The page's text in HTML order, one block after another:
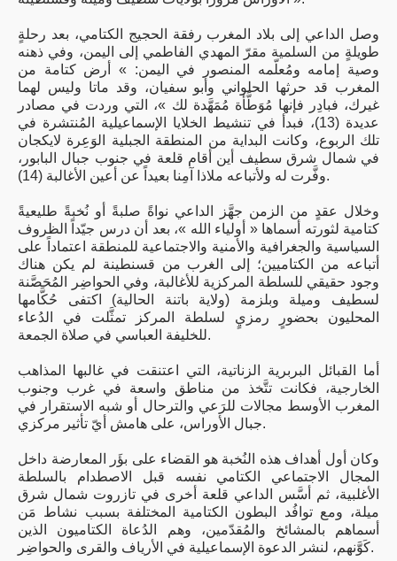
وصل الداعي إلى بلاد المغرب رفقة الحجيج الكتامي، بعد رحلةٍ
طويلةٍ من السلمية مقرّ المهدي الفاطمي إلى اليمن، وفي ذهنه
وصية إمامه ومُعلّمه المنصور في اليمن: » أرض كتامة من
المغرب قد حرثها الحلواني وأبو سفيان، وقد ماتا وليس لهما
غيرك، فبادِر فإنها مُوَطَّأة مُمَهَّدة لك »، التي وردت في مصادر
عديدة (13)، فبدأ في تنشيط الخلايا الإسماعيلية المُنتشرة في
تلك الربوع، وكانت البداية من المنطقة الجبلية الوَعِرة لايكجان
في شمال شرق سطيف أين أقام قلعة في جنوب جبال البابور،
وفَّرت له ولأتباعه ملاذا آمِنا بعيداً عن أعين الأغالبة (14).
وخلال عقدٍ من الزمن جهَّز الداعي نواةً صلبةً أو نُخبةً طليعيةً
كتامية لثورته أسماها « أولياء الله »، بعد أن درس جيّداً الظروف
السياسية والجغرافية والأمنية والاجتماعية للمنطقة اعتماداً على
أتباعه من الكتاميين؛ إلى الغرب من قسنطينة لم يكن هناك
وجود حقيقي للسلطة المركزية للأغالبة، وفي الحواضِر المُحَصَّنة
لسطيف وميلة وبلزمة (ولاية باتنة الحالية) اكتفى حُكَّامها
المحليون بحضورٍ رمزيٍ لسلطة المركز تمثَّلت في الدُعاء
للخليفة العباسي في صلاة الجمعة.
أما القبائل البربرية الزناتية، التي اعتنقت في غالبها المذاهب
الخارجية، فكانت تتَّخذ من مناطق واسعة في غرب وجنوب
المغرب الأوسط مجالات للرَعي والترحال أو شبه الاستقرار في
جبال الأوراس، على هامش أيّ تأثير مركزي.
وكان أول أهداف هذه النُخبة هو القضاء على بؤَر المعارضة داخل
المجال الاجتماعي الكتامي نفسه قبل الاصطدام بالسلطة
الأغلبية، ثم أسَّس الداعي قلعة أخرى في تازروت شمال شرق
ميلة، ومع توافُد البطون الكتامية المختلفة بسبب نشاط مَن
أسماهم بالمشائخ والمُقدّمين، وهم الدُعاة الكتاميون الذين
كَوَّنهم، لنشر الدعوة الإسماعيلية في الأرياف والقرى والحواضِر.